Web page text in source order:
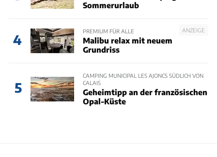
Sommerurlaub
4
ANZEIGE
PREMIUM FÜR ALLE
Malibu relax mit neuem
Grundriss
5
CAMPING MUNICIPAL LES AJONCS SÜDLICH VON
CALAIS
Geheimtipp an der französischen
Opal-Küste